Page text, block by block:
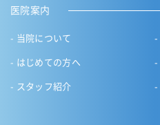
医院案内
当院について
はじめての方へ
スタッフ紹介